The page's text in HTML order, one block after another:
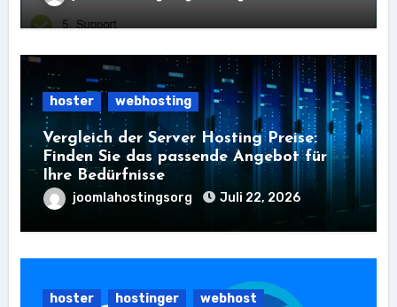
hoster webhosting
Vergleich der Server Hosting Preise:
Finden Sie das passende Angebot für
Ihre Bedürfnisse
joomlahostingsorg Juli 22, 2026
hoster hostinger
webhost